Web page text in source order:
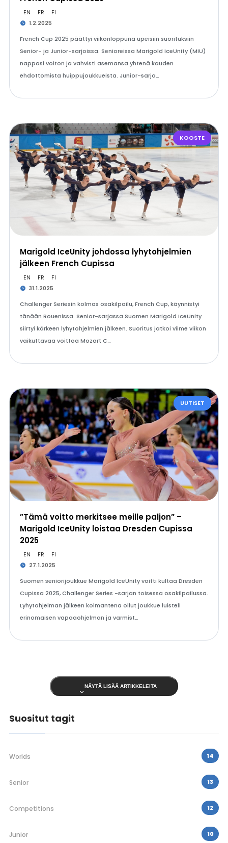
EN FR FI
1.2.2025
French Cup 2025 päättyi viikonloppuna upeisiin suorituksiin
Senior- ja Junior-sarjoissa. Senioreissa Marigold IceUnity (MIU)
nappasi voiton ja vahvisti asemansa yhtenä kauden
ehdottomista huippujoukkueista. Junior-sarja…
KOOSTE
Marigold IceUnity johdossa lyhytohjelmien
jälkeen French Cupissa
EN FR FI
31.1.2025
Challenger Seriesin kolmas osakilpailu, French Cup, käynnistyi
tänään Rouenissa. Senior-sarjassa Suomen Marigold IceUnity
siirtyi kärkeen lyhytohjelmien jälkeen. Suoritus jatkoi viime viikon
vaikuttavaa voittoa Mozart C…
UUTISET
”Tämä voitto merkitsee meille paljon” –
Marigold IceUnity loistaa Dresden Cupissa
2025
EN FR FI
27.1.2025
Suomen seniorijoukkue Marigold IceUnity voitti kultaa Dresden
Cupissa 2025, Challenger Series -sarjan toisessa osakilpailussa.
Lyhytohjelman jälkeen kolmantena ollut joukkue luisteli
erinomaisen vapaaohjelman ja varmist…
NÄYTÄ LISÄÄ ARTIKKELEITA
Suositut tagit
Worlds 14
Senior 13
Competitions 12
Junior 10